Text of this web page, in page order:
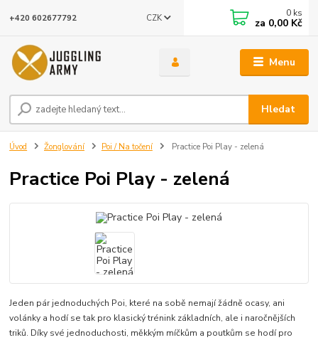
Menu
CZK
Hledat
+420 602677792 0 ks
za 0,00 Kč
Úvod Žonglování Poi / Na točení Practice Poi Play - zelená
Practice Poi Play - zelená
Jeden pár jednoduchých Poi, které na sobě nemají žádně ocasy, ani
volánky a hodí se tak pro klasický trénink základních, ale i naročnějších
triků. Díky své jednoduchosti, měkkým míčkům a poutkům se hodí pro